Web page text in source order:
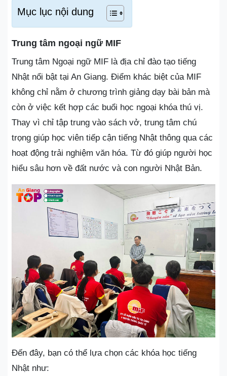
Mục lục nội dung
Trung tâm ngoại ngữ MIF
Trung tâm Ngoại ngữ MIF là địa chỉ đào tạo tiếng
Nhật nổi bật tại An Giang. Điểm khác biệt của MIF
không chỉ nằm ở chương trình giảng dạy bài bản mà
còn ở việc kết hợp các buổi học ngoại khóa thú vị.
Thay vì chỉ tập trung vào sách vở, trung tâm chú
trọng giúp học viên tiếp cận tiếng Nhật thông qua các
hoạt động trải nghiệm văn hóa. Từ đó giúp người học
hiểu sâu hơn về đất nước và con người Nhật Bản.
Đến đây, bạn có thể lựa chọn các khóa học tiếng
Nhật như: